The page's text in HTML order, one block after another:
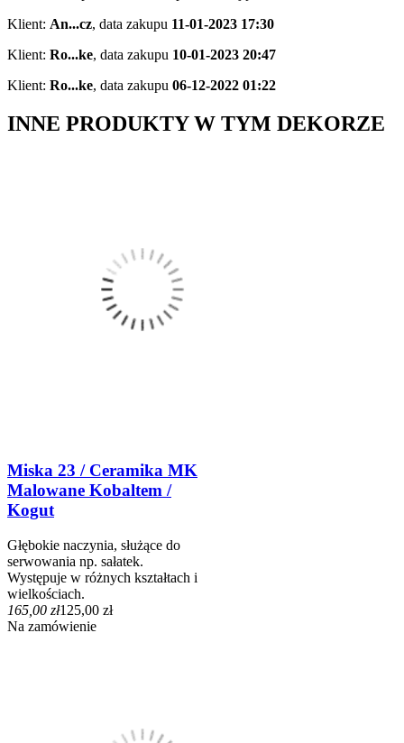
Klient: An...cz, data zakupu 11-01-2023 17:30
Klient: Ro...ke, data zakupu 10-01-2023 20:47
Klient: Ro...ke, data zakupu 06-12-2022 01:22
INNE PRODUKTY W TYM DEKORZE
Miska 23 / Ceramika MK
Malowane Kobaltem /
Kogut
Głębokie naczynia, służące do
serwowania np. sałatek.
Występuje w różnych kształtach i
wielkościach.
165,00 zł125,00 zł
Na zamówienie